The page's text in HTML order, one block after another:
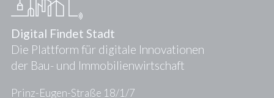
Digital Findet Stadt
Die Plattform für digitale Innovationen
der Bau- und Immobilienwirtschaft
Prinz-Eugen-Straße 18/1/7